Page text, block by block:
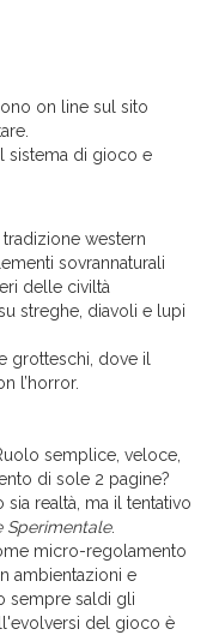
on line sul sito
sistema di gioco e
western
sovrannaturali
delle civiltà
streghe, diavoli e lupi
grotteschi, dove il
l’horror.
semplice, veloce,
di sole 2 pagine?
realtà, ma il tentativo
Sperimentale.
micro-regolamento
ambientazioni e
sempre saldi gli
del gioco è